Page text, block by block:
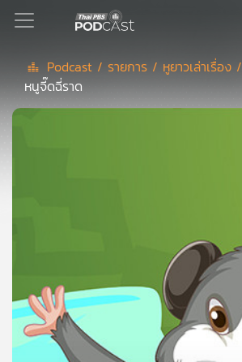
Podcast
ย์
ลิ
สต์
ของ
Podcast / รายการ / หูยาวเล่าเรื่อง /
หนูจี๊ดฉี่ราด